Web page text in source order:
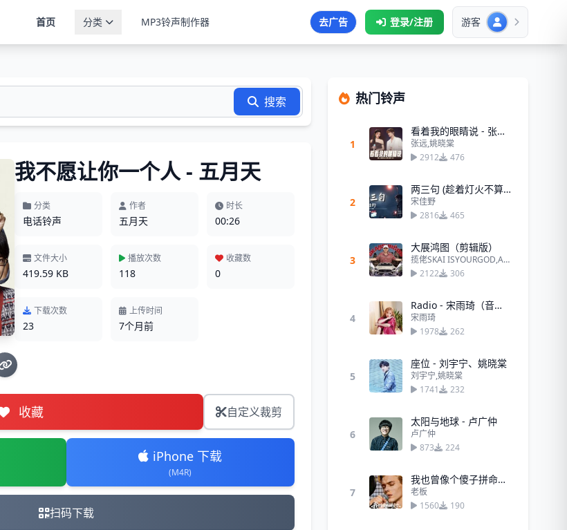
首页 分类 MP3铃声制作器 去广告 登录/注册 游客
搜索
我不愿让你一个人 - 五月天
分类
电话铃声
作者
五月天
时长
00:26
文件大小
419.59 KB
播放次数
118
收藏数
0
下载次数
23
上传时间
7个月前
收藏 自定义裁剪
iPhone 下载
(M4R)
扫码下载
热门铃声
1
看着我的眼睛说 - 张远、姚晓棠
张远,姚晓棠
2912
476
2
两三句 (趁着灯火不算清晰)
宋佳野
2816
465
3
大展鸿图（剪辑版）
揽佬SKAI ISYOURGOD,AR刘夫阳
2122
306
4
Radio - 宋雨琦（音源版）
宋雨琦
1978
262
5
座位 - 刘宇宁、姚晓棠
刘宇宁,姚晓棠
1741
232
6
太阳与地球 - 卢广仲
卢广仲
873
224
7
我也曾像个傻子拼命爱你（高潮版）
老板
1560
190